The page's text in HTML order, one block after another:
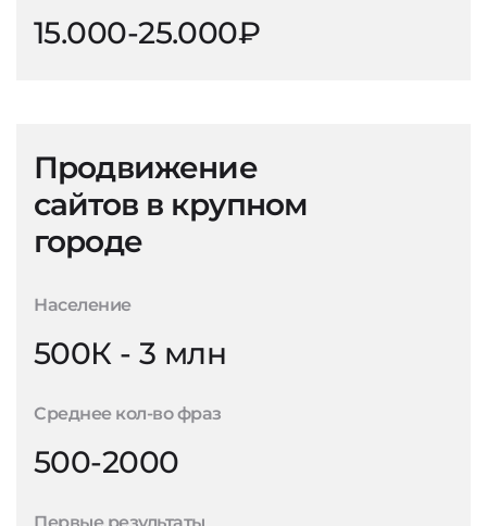
15.000-25.000₽
Продвижение
сайтов в крупном
городе
Население
500К - 3 млн
Среднее кол-во фраз
500-2000